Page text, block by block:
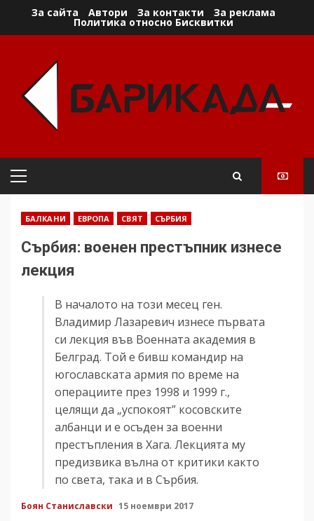
За сайта Автори За контакти За реклама
Политика относно Бисквитки
Primary
БАЛКАНИ ЕВРОПА СВЯТ СЪРБИЯ
Сърбия: военен престъпник изнесе
лекция
В началото на този месец ген.
Владимир Лазаревич изнесе първата
си лекция във Военната академия в
Белград. Той е бивш командир на
югославската армия по време на
операциите през 1998 и 1999 г.,
целящи да „успокоят” косовските
албанци и е осъден за военни
престъпления в Хага. Лекцията му
предизвика вълна от критики както
по света, така и в Сърбия.
Боян Станиславски 15 ноември 2017